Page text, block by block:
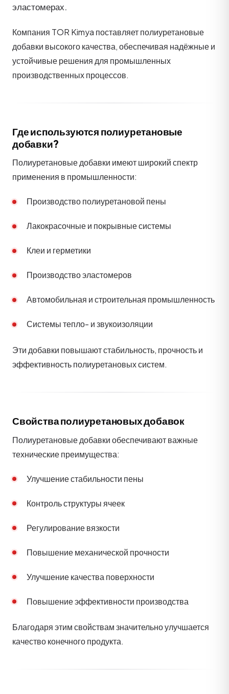
эластомерах.
Компания TOR Kimya поставляет полиуретановые
добавки высокого качества, обеспечивая надёжные и
устойчивые решения для промышленных
производственных процессов.
Где используются полиуретановые
добавки?
Полиуретановые добавки имеют широкий спектр
применения в промышленности:
Производство полиуретановой пены
Лакокрасочные и покрывные системы
Клеи и герметики
Производство эластомеров
Автомобильная и строительная промышленность
Системы тепло- и звукоизоляции
Эти добавки повышают стабильность, прочность и
эффективность полиуретановых систем.
Свойства полиуретановых добавок
Полиуретановые добавки обеспечивают важные
технические преимущества:
Улучшение стабильности пены
Контроль структуры ячеек
Регулирование вязкости
Повышение механической прочности
Улучшение качества поверхности
Повышение эффективности производства
Благодаря этим свойствам значительно улучшается
качество конечного продукта.